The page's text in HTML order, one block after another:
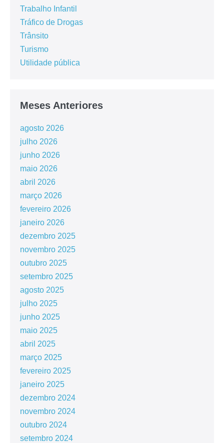
Trabalho Infantil
Tráfico de Drogas
Trânsito
Turismo
Utilidade pública
Meses Anteriores
agosto 2026
julho 2026
junho 2026
maio 2026
abril 2026
março 2026
fevereiro 2026
janeiro 2026
dezembro 2025
novembro 2025
outubro 2025
setembro 2025
agosto 2025
julho 2025
junho 2025
maio 2025
abril 2025
março 2025
fevereiro 2025
janeiro 2025
dezembro 2024
novembro 2024
outubro 2024
setembro 2024